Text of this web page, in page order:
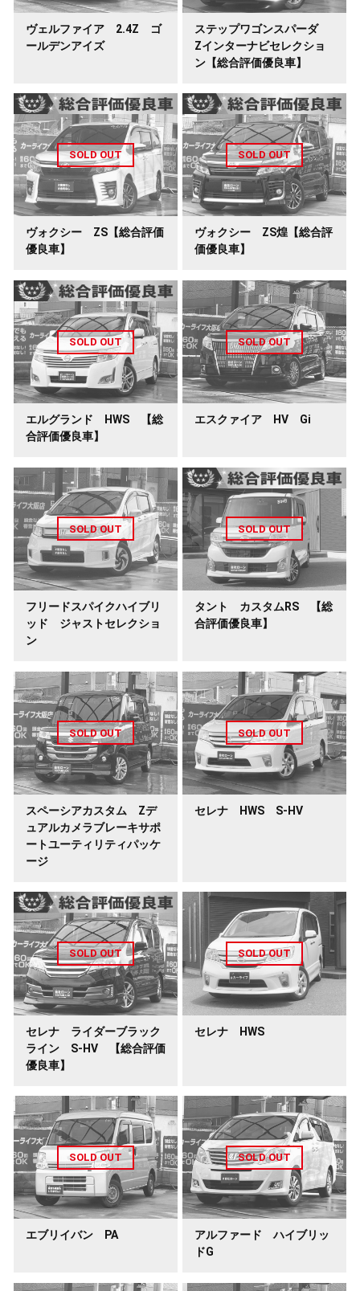
ヴェルファイア 2.4Z ゴ
ールデンアイズ
ステップワゴンスパーダ
Zインターナビセレクショ
ン【総合評価優良車】
ヴォクシー ZS【総合評価
優良車】
ヴォクシー ZS煌【総合評
価優良車】
エルグランド HWS 【総
合評価優良車】
エスクァイア HV Gi
フリードスパイクハイブリ
ッド ジャストセレクショ
ン
タント カスタムRS 【総
合評価優良車】
スペーシアカスタム Zデ
ュアルカメラブレーキサポ
ートユーティリティパッケ
ージ
セレナ HWS S-HV
セレナ ライダーブラック
ライン S-HV 【総合評価
優良車】
セレナ HWS
エブリイバン PA
アルファード ハイブリッ
ドG